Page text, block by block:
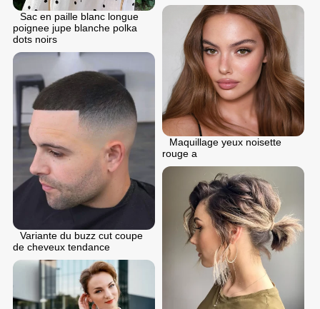
Sac en paille blanc longue
poignee jupe blanche polka
dots noirs
Maquillage yeux noisette
rouge a
Variante du buzz cut coupe
de cheveux tendance